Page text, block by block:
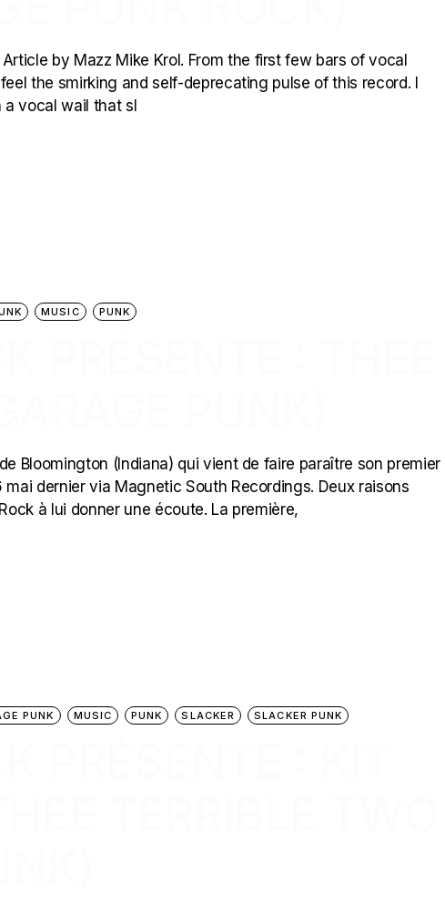
by Mazz Mike Krol. From the first few bars of vocal
the smirking and self-deprecating pulse of this record. I
vocal wail that sl
MUSIC PUNK
Bloomington (Indiana) qui vient de faire paraître son premier
dernier via Magnetic South Recordings. Deux raisons
à lui donner une écoute. La première,
PUNK MUSIC PUNK SLACKER SLACKER PUNK